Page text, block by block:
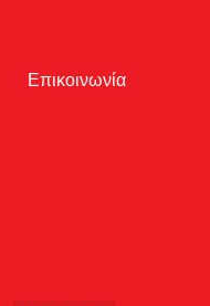
Επικοινωνία